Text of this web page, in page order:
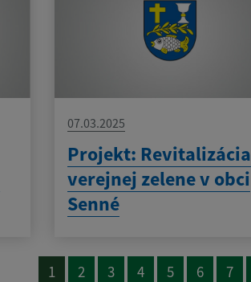
07.03.2025
Projekt: Revitalizácia
verejnej zelene v obci
Senné
1 2 3 4 5 6 7